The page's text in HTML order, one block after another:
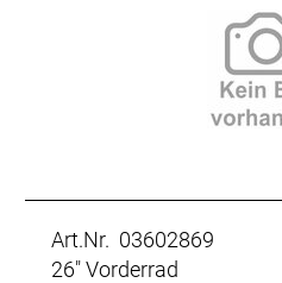
Art.Nr. 03602869
26" Vorderrad